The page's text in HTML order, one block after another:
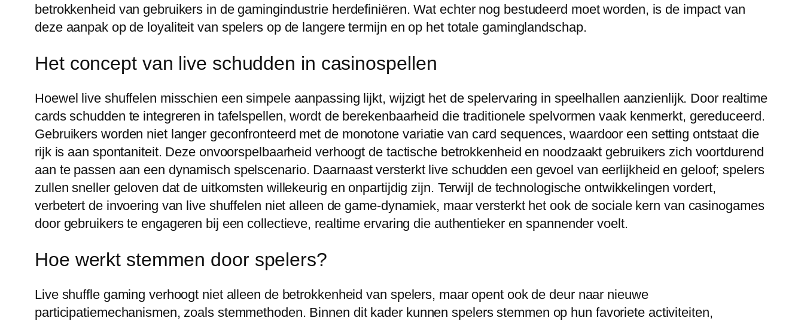
betrokkenheid van gebruikers in de gamingindustrie herdefiniëren. Wat echter nog bestudeerd moet worden, is de impact van
deze aanpak op de loyaliteit van spelers op de langere termijn en op het totale gaminglandschap.
Het concept van live schudden in casinospellen
Hoewel live shuffelen misschien een simpele aanpassing lijkt, wijzigt het de spelervaring in speelhallen aanzienlijk. Door realtime
cards schudden te integreren in tafelspellen, wordt de berekenbaarheid die traditionele spelvormen vaak kenmerkt, gereduceerd.
Gebruikers worden niet langer geconfronteerd met de monotone variatie van card sequences, waardoor een setting ontstaat die
rijk is aan spontaniteit. Deze onvoorspelbaarheid verhoogt de tactische betrokkenheid en noodzaakt gebruikers zich voortdurend
aan te passen aan een dynamisch spelscenario. Daarnaast versterkt live schudden een gevoel van eerlijkheid en geloof; spelers
zullen sneller geloven dat de uitkomsten willekeurig en onpartijdig zijn. Terwijl de technologische ontwikkelingen vordert,
verbetert de invoering van live shuffelen niet alleen de game-dynamiek, maar versterkt het ook de sociale kern van casinogames
door gebruikers te engageren bij een collectieve, realtime ervaring die authentieker en spannender voelt.
Hoe werkt stemmen door spelers?
Live shuffle gaming verhoogt niet alleen de betrokkenheid van spelers, maar opent ook de deur naar nieuwe
participatiemechanismen, zoals stemmethoden. Binnen dit kader kunnen spelers stemmen op hun favoriete activiteiten,